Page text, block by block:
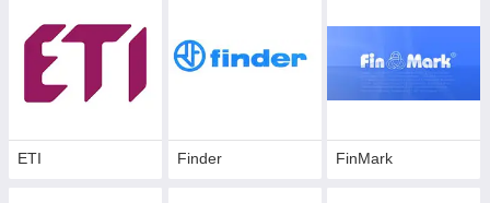
ETI Finder FinMark